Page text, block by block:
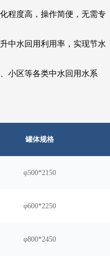
程度高，操作简便，无需专
中水回用利用率，实现节水
小区等各类中水回用水系
罐体规格
φ500*2150
φ600*2250
φ800*2450